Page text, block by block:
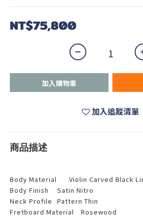
NT$75,800
加入購物車
加入追蹤清單
商品描述
Body Material
Violin Carved Black
Body Finish
Satin Nitro
Neck Profile
Pattern Thin
Fretboard Material
Rosewood